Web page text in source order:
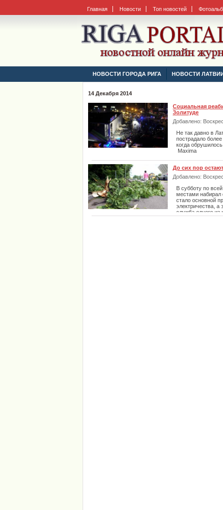
Главная Новости Топ новостей
НОВОСТИ ГОРОДА РИГА НОВОСТИ
14 Декабря 2014
Социальная
Золитуде
Добавлено:
Не так давно в
пострадало
когда
Maxima
До сих пор
Добавлено:
В субботу по
местами набирал
стало основной
электричества,
служба одного из